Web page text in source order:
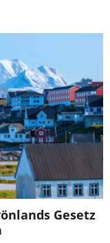
Gesetz